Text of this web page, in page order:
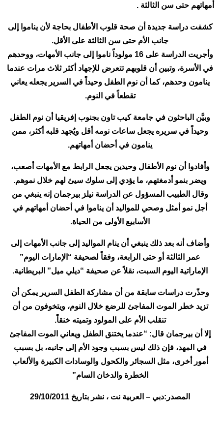
أمهاتهم حتى سن الثالثة .
كشفت دراسة جديدة أن صحة قلوب الأطفال بحاجة لأن يناموا إلى
جانب الأم حتى سن الثالثة على الأقل.
وأجريت الدراسة على 16 مولوداً ناموا إلى جانب الأمهات، ووحدهم
في الأسرة، وتبين أن قلوبهم تتعرض للإجهاد أكثر ثلاث مرات عندما
ينامون وحدهم، كما أن نوم الطفل وحيداً في السرير يجعله يعاني
تقطعاً في النوم.
وبيَّن الباحثون في جامعة كيب تاون بجنوب إفريقيا أن نوم الطفل
وحيداً في سريره يجعل ساعات نومه أقل ويُجهد قلبه أكثر، ممن
ينامون في أحضان أمهاتهم.
وأفادوا أن نوم الأطفال وحيدين يجعل الرابط مع الأمهات أصعب،
ويضر بنمو أدمغتهم، ما يؤدي إلى سلوك سيئ لهم خلال نموهم.
وقال الطبيب المسؤول عن الدراسة نيلز بيرجمان إنه ينبغي من
أجل نمو أمثل وصحي للمواليد أن يناموا في أحضان أمهاتهم في
الأسابيع الأولى من الحياة.
وأضاف أنه بعد ذلك ينبغي أن ينام المواليد إلى جانب الأمهات إلى
عمر الثالثة أو حتى الرابعة، وفقاً لصحيفة “الإمارات اليوم”
الإماراتية اليوم السبت، نقلاً عن صحيفة “ديلي ميل” البريطانية.
وحذّرت دراسات سابقة من أن مشاركة الطفل السرير يمكن أن
تزيد خطر الموت المفاجئ للرضع خلال النوم، ويتخوفون من أن
تنقلب الأم على المولود وتميته خنقاً.
إلا أن بيرجمان قال: “عندما يختنق الطفل ويعاني الموت المفاجئ
في المهد، فإن ذلك ليس بسبب وجود الأم إلى جانبه، بل بسبب
أمور أخرى، مثل السجائر والكحول والوسادات الكبيرة والألعاب
الخطرة والدخان السام”
المصدر:دبي – العربية نت ، نشر بتاريخ 29/10/2011